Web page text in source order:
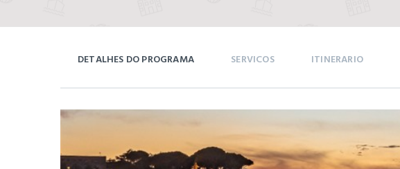
DETALHES DO PROGRAMA SERVICOS ITINERARIO